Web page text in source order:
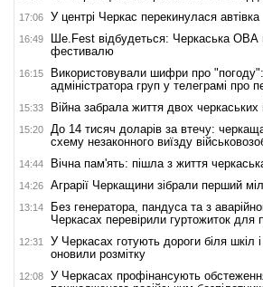
17:06 У центрі Черкас перекинулася автівка
16:49
Ше.Fest відбудеться: Черкаська ОВА
фестивалю
16:15
Використовували шифри про
адміністратора груп у телеграмі про
15:33 Війна забрала життя двох черкаських
15:20
До 14 тисяч доларів за втечу:
схему незаконного виїзду
14:44 Вічна пам'ять: пішла з життя
14:26 Аграрії Черкащини зібрали перший
13:14
Без генератора, пандуса та з
Черкасах перевірили гуртожиток для
12:31
У Черкасах готують дороги біля шкіл
оновили розмітку
12:08
У Черкасах профінансують